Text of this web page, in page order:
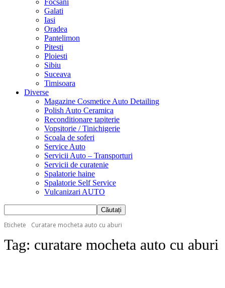
Focsani
Galati
Iasi
Oradea
Pantelimon
Pitesti
Ploiesti
Sibiu
Suceava
Timisoara
Diverse
Magazine Cosmetice Auto Detailing
Polish Auto Ceramica
Reconditionare tapiterie
Vopsitorie / Tinichigerie
Scoala de soferi
Service Auto
Servicii Auto – Transporturi
Servicii de curatenie
Spalatorie haine
Spalatorie Self Service
Vulcanizari AUTO
Etichete Curatare mocheta auto cu aburi
Tag: curatare mocheta auto cu aburi